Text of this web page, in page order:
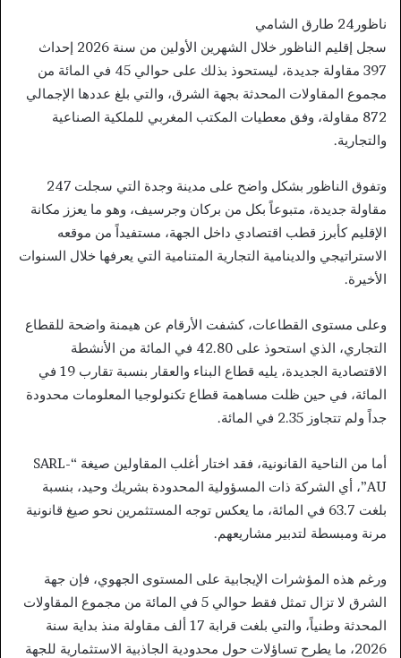
ناظور24 طارق الشامي
سجل إقليم الناظور خلال الشهرين الأولين من سنة 2026 إحداث
397 مقاولة جديدة، ليستحوذ بذلك على حوالي 45 في المائة من
مجموع المقاولات المحدثة بجهة الشرق، والتي بلغ عددها الإجمالي
872 مقاولة، وفق معطيات المكتب المغربي للملكية الصناعية
والتجارية.
وتفوق الناظور بشكل واضح على مدينة وجدة التي سجلت 247
مقاولة جديدة، متبوعاً بكل من بركان وجرسيف، وهو ما يعزز مكانة
الإقليم كأبرز قطب اقتصادي داخل الجهة، مستفيداً من موقعه
الاستراتيجي والدينامية التجارية المتنامية التي يعرفها خلال السنوات
الأخيرة.
وعلى مستوى القطاعات، كشفت الأرقام عن هيمنة واضحة للقطاع
التجاري، الذي استحوذ على 42.80 في المائة من الأنشطة
الاقتصادية الجديدة، يليه قطاع البناء والعقار بنسبة تقارب 19 في
المائة، في حين ظلت مساهمة قطاع تكنولوجيا المعلومات محدودة
جداً ولم تتجاوز 2.35 في المائة.
أما من الناحية القانونية، فقد اختار أغلب المقاولين صيغة “SARL-
AU”، أي الشركة ذات المسؤولية المحدودة بشريك وحيد، بنسبة
بلغت 63.7 في المائة، ما يعكس توجه المستثمرين نحو صيغ قانونية
مرنة ومبسطة لتدبير مشاريعهم.
ورغم هذه المؤشرات الإيجابية على المستوى الجهوي، فإن جهة
الشرق لا تزال تمثل فقط حوالي 5 في المائة من مجموع المقاولات
المحدثة وطنياً، والتي بلغت قرابة 17 ألف مقاولة منذ بداية سنة
2026، ما يطرح تساؤلات حول محدودية الجاذبية الاستثمارية للجهة